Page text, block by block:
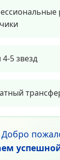
5 звезд
Добро